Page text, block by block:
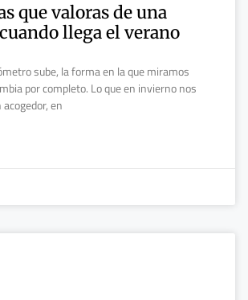
que valoras de una
llega el verano
sube, la forma en la que miramos
por completo. Lo que en invierno nos
en